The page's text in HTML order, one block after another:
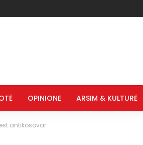
OPINIONE ARSIM & KULTURË
antikosovar